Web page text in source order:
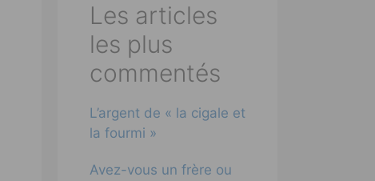
Les articles
les plus
commentés
L’argent de « la cigale et
la fourmi »
Avez-vous un frère ou